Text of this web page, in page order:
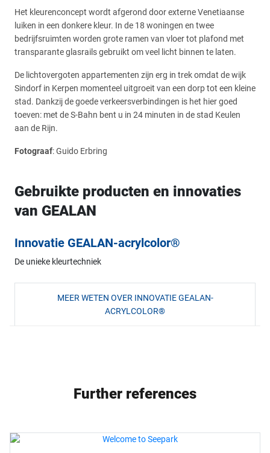
Het kleurenconcept wordt afgerond door externe Venetiaanse
luiken in een donkere kleur. In de 18 woningen en twee
bedrijfsruimten worden grote ramen van vloer tot plafond met
transparante glasrails gebruikt om veel licht binnen te laten.
De lichtovergoten appartementen zijn erg in trek omdat de wijk
Sindorf in Kerpen momenteel uitgroeit van een dorp tot een kleine
stad. Dankzij de goede verkeersverbindingen is het hier goed
toeven: met de S-Bahn bent u in 24 minuten in de stad Keulen
aan de Rijn.
Fotograaf: Guido Erbring
Gebruikte producten en innovaties
van GEALAN
Innovatie GEALAN-acrylcolor®
De unieke kleurtechniek
MEER WETEN OVER INNOVATIE GEALAN-
ACRYLCOLOR®
Further references